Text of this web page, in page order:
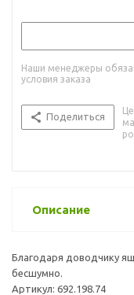
Наши менеджеры
условия заказа
Поделиться
Описание
Благодаря доводчику
бесшумно.
Артикул: 692.198.74